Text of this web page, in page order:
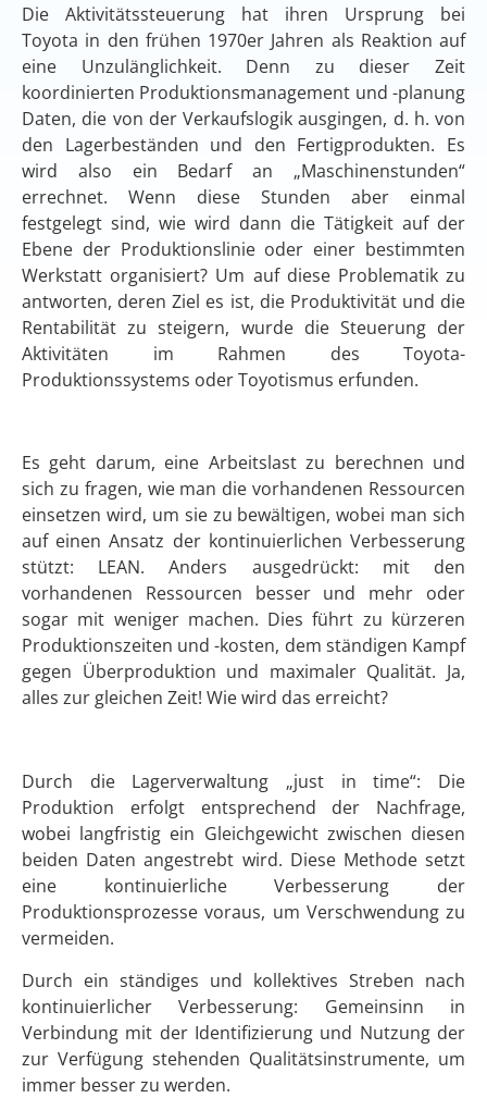
Die Aktivitätssteuerung hat ihren Ursprung bei
Toyota in den frühen 1970er Jahren als Reaktion auf
eine Unzulänglichkeit. Denn zu dieser Zeit
koordinierten Produktionsmanagement und -planung
Daten, die von der Verkaufslogik ausgingen, d. h. von
den Lagerbeständen und den Fertigprodukten. Es
wird also ein Bedarf an „Maschinenstunden“
errechnet. Wenn diese Stunden aber einmal
festgelegt sind, wie wird dann die Tätigkeit auf der
Ebene der Produktionslinie oder einer bestimmten
Werkstatt organisiert? Um auf diese Problematik zu
antworten, deren Ziel es ist, die Produktivität und die
Rentabilität zu steigern, wurde die Steuerung der
Aktivitäten im Rahmen des Toyota-
Produktionssystems oder Toyotismus erfunden.
Es geht darum, eine Arbeitslast zu berechnen und
sich zu fragen, wie man die vorhandenen Ressourcen
einsetzen wird, um sie zu bewältigen, wobei man sich
auf einen Ansatz der kontinuierlichen Verbesserung
stützt: LEAN. Anders ausgedrückt: mit den
vorhandenen Ressourcen besser und mehr oder
sogar mit weniger machen. Dies führt zu kürzeren
Produktionszeiten und -kosten, dem ständigen Kampf
gegen Überproduktion und maximaler Qualität. Ja,
alles zur gleichen Zeit! Wie wird das erreicht?
Durch die Lagerverwaltung „just in time“: Die
Produktion erfolgt entsprechend der Nachfrage,
wobei langfristig ein Gleichgewicht zwischen diesen
beiden Daten angestrebt wird. Diese Methode setzt
eine kontinuierliche Verbesserung der
Produktionsprozesse voraus, um Verschwendung zu
vermeiden.
Durch ein ständiges und kollektives Streben nach
kontinuierlicher Verbesserung: Gemeinsinn in
Verbindung mit der Identifizierung und Nutzung der
zur Verfügung stehenden Qualitätsinstrumente, um
immer besser zu werden.